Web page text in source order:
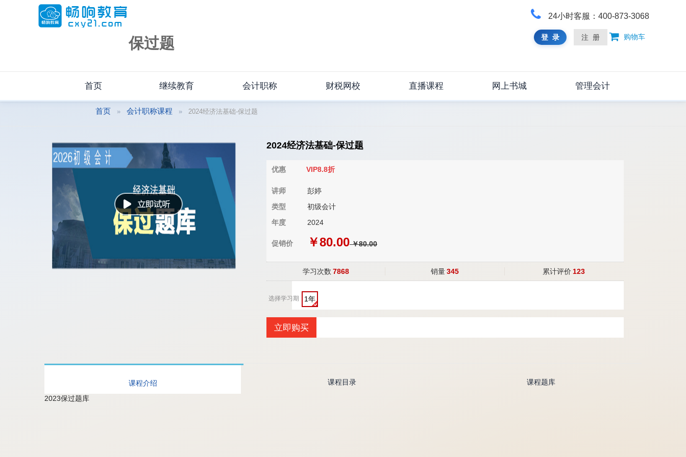
保过题
24小时客服：400-873-3068
登 录 注 册 购物车
首页 继续教育 会计职称 财税网校 直播课程 网上书城 管理会计
首页 会计职称课程 2024经济法基础-保过题
2024经济法基础-保过题
讲师
彭婷
类型
初级会计
年度
2024
促销价 ￥80.00￥80.00
学习次数 7868 销量345 累计评价 123
选择学习期 1年
优惠 VIP8.8折
立即购买
课程介绍 课程目录
课程题库
2023保过题库